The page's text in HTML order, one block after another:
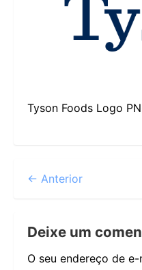
Tyson Foods Logo
← Anterior
Deixe um
O seu endereço de